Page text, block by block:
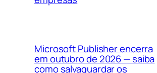
Microsoft Publisher encerra
em outubro de 2026 — saiba
como salvaguardar os